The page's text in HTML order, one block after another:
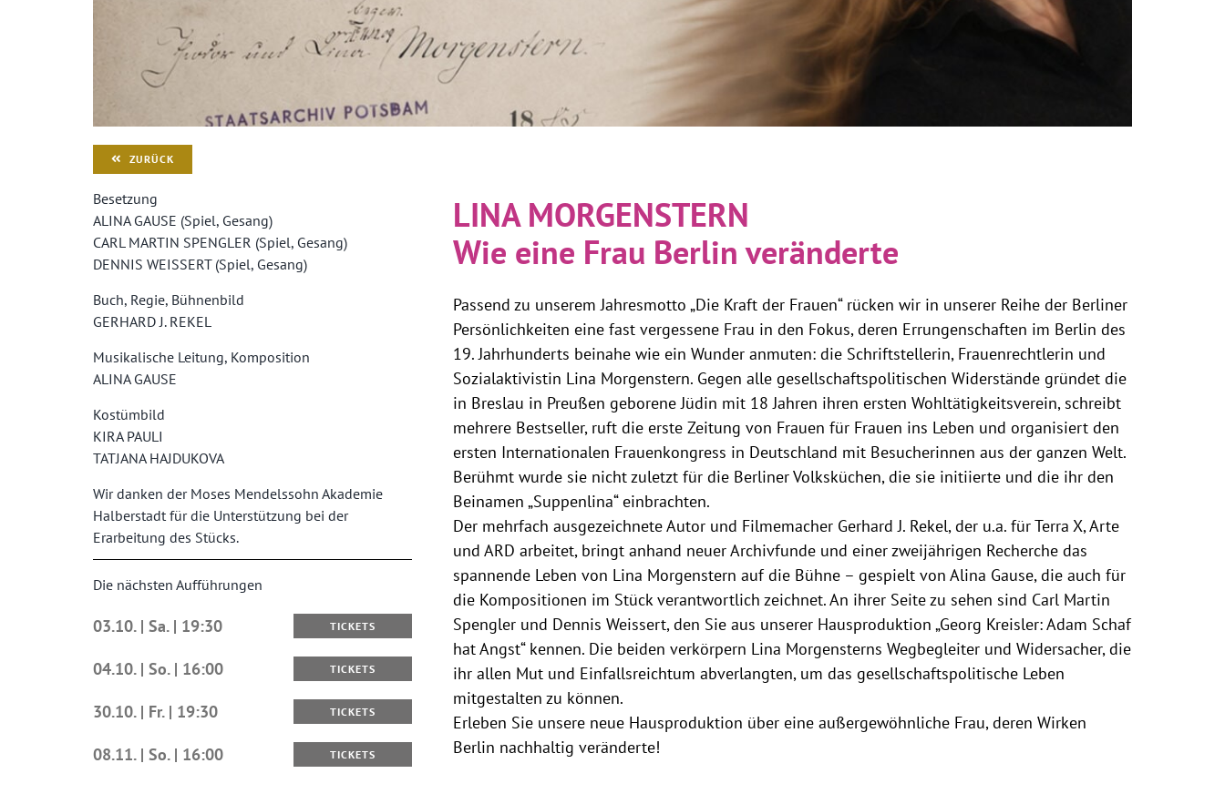
ZURÜCK
Besetzung
ALINA GAUSE (Spiel, Gesang)
CARL MARTIN SPENGLER (Spiel, Gesang)
DENNIS WEISSERT (Spiel, Gesang)
Buch, Regie, Bühnenbild
GERHARD J. REKEL
Musikalische Leitung, Komposition
ALINA GAUSE
Kostümbild
KIRA PAULI
TATJANA HAJDUKOVA
Wir danken der Moses Mendelssohn Akademie
Halberstadt für die Unterstützung bei der
Erarbeitung des Stücks.
Die nächsten Aufführungen
03.10. | Sa. | 19:30 TICKETS
04.10. | So. | 16:00 TICKETS
30.10. | Fr. | 19:30 TICKETS
08.11. | So. | 16:00 TICKETS
LINA MORGENSTERN
Wie eine Frau Berlin veränderte
Passend zu unserem Jahresmotto „Die Kraft der Frauen“ rücken wir in unserer Reihe der Berliner
Persönlichkeiten eine fast vergessene Frau in den Fokus, deren Errungenschaften im Berlin des
19. Jahrhunderts beinahe wie ein Wunder anmuten: die Schriftstellerin, Frauenrechtlerin und
Sozialaktivistin Lina Morgenstern. Gegen alle gesellschaftspolitischen Widerstände gründet die
in Breslau in Preußen geborene Jüdin mit 18 Jahren ihren ersten Wohltätigkeitsverein, schreibt
mehrere Bestseller, ruft die erste Zeitung von Frauen für Frauen ins Leben und organisiert den
ersten Internationalen Frauenkongress in Deutschland mit Besucherinnen aus der ganzen Welt.
Berühmt wurde sie nicht zuletzt für die Berliner Volksküchen, die sie initiierte und die ihr den
Beinamen „Suppenlina“ einbrachten.
Der mehrfach ausgezeichnete Autor und Filmemacher Gerhard J. Rekel, der u.a. für Terra X, Arte
und ARD arbeitet, bringt anhand neuer Archivfunde und einer zweijährigen Recherche das
spannende Leben von Lina Morgenstern auf die Bühne – gespielt von Alina Gause, die auch für
die Kompositionen im Stück verantwortlich zeichnet. An ihrer Seite zu sehen sind Carl Martin
Spengler und Dennis Weissert, den Sie aus unserer Hausproduktion „Georg Kreisler: Adam Schaf
hat Angst“ kennen. Die beiden verkörpern Lina Morgensterns Wegbegleiter und Widersacher, die
ihr allen Mut und Einfallsreichtum abverlangten, um das gesellschaftspolitische Leben
mitgestalten zu können.
Erleben Sie unsere neue Hausproduktion über eine außergewöhnliche Frau, deren Wirken
Berlin nachhaltig veränderte!